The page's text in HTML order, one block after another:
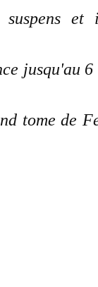
suspens
jusqu'au
tome de